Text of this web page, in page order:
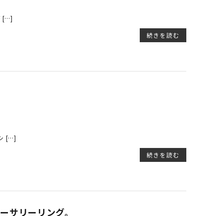
[…]
続きを読む
[…]
続きを読む
リーリング。